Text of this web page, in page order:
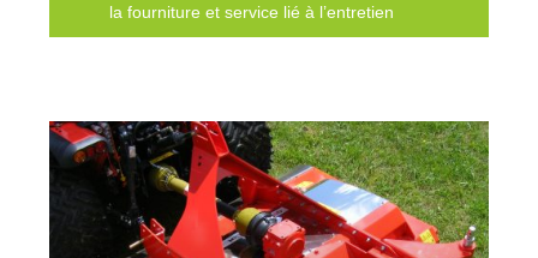
la fourniture et service lié à l’entretien